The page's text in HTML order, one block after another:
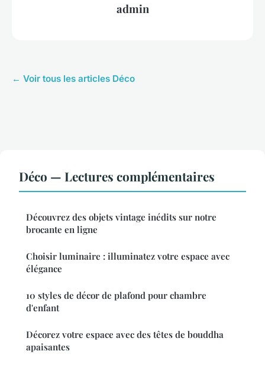
admin
← Voir tous les articles Déco
Déco — Lectures complémentaires
Découvrez des objets vintage inédits sur notre
brocante en ligne
Choisir luminaire : illuminatez votre espace avec
élégance
10 styles de décor de plafond pour chambre
d'enfant
Décorez votre espace avec des têtes de bouddha
apaisantes